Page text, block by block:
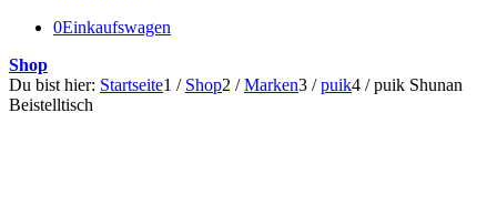
0Einkaufswagen
Shop
Du bist hier: Startseite1 / Shop2 / Marken3 / puik4 / puik Shunan
Beistelltisch